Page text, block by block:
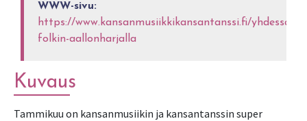
WWW-sivu:
https://www.kansanmusiikkikansantanssi.fi/yhdessa-
folkin-aallonharjalla
Kuvaus
Tammikuu on kansanmusiikin ja kansantanssin super